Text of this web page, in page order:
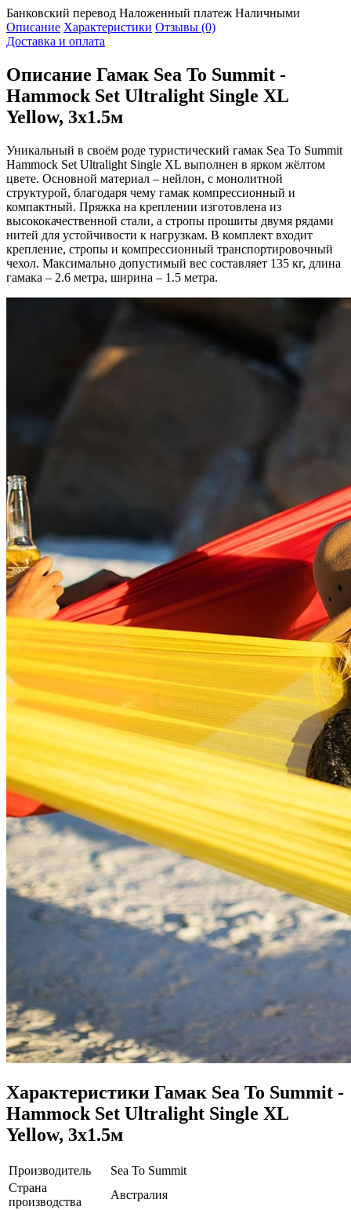
Банковский перевод Наложенный платеж Наличными
Описание Характеристики Отзывы (0)
Доставка и оплата
Описание Гамак Sea To Summit -
Hammock Set Ultralight Single XL
Yellow, 3х1.5м
Уникальный в своём роде туристический гамак Sea To Summit
Hammock Set Ultralight Single XL выполнен в ярком жёлтом
цвете. Основной материал – нейлон, с монолитной
структурой, благодаря чему гамак компрессионный и
компактный. Пряжка на креплении изготовлена из
высококачественной стали, а стропы прошиты двумя рядами
нитей для устойчивости к нагрузкам. В комплект входит
крепление, стропы и компрессионный транспортировочный
чехол. Максимально допустимый вес составляет 135 кг, длина
гамака – 2.6 метра, ширина – 1.5 метра.
Характеристики Гамак Sea To Summit -
Hammock Set Ultralight Single XL
Yellow, 3х1.5м
Производитель
Sea To Summit
Страна
производства
Австралия